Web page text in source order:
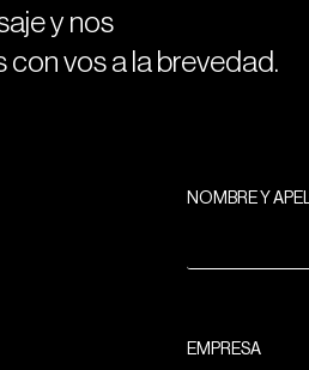
y nos
vos a la brevedad.
NOMBRE Y
EMPRESA